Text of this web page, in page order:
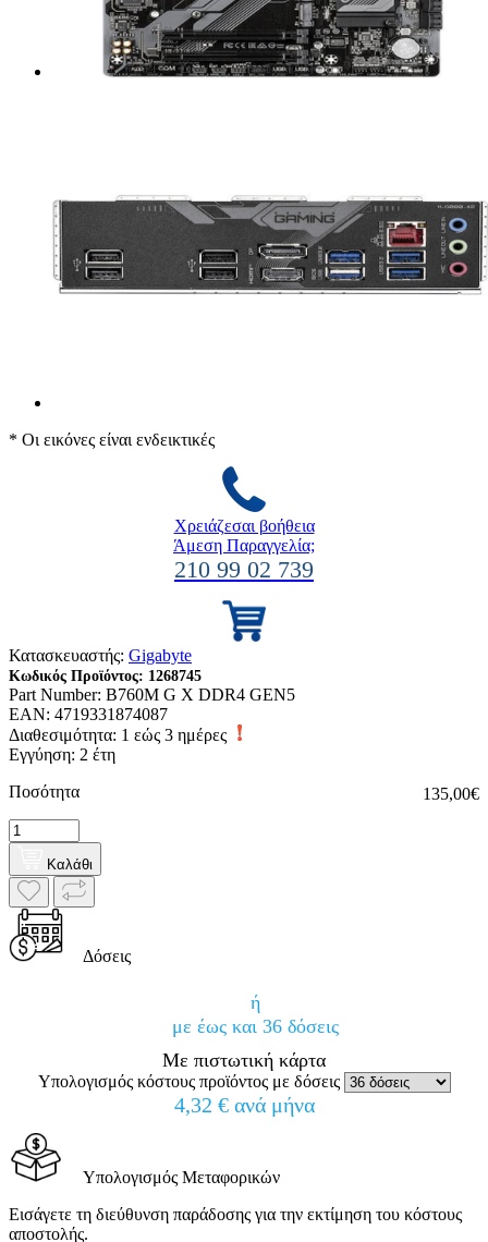
* Οι εικόνες είναι ενδεικτικές
Χρειάζεσαι βοήθεια
Άμεση Παραγγελία;
210 99 02 739
Κατασκευαστής: Gigabyte
Κωδικός Προϊόντος: 1268745
Part Number: B760M G X DDR4 GEN5
EAN: 4719331874087
Διαθεσιμότητα: 1 εώς 3 ημέρες
Εγγύηση: 2 έτη
135,00€
Ποσότητα
Καλάθι
Δόσεις
ή
με έως και 36 δόσεις
Με πιστωτική κάρτα
Υπολογισμός κόστους προϊόντος με δόσεις
4,32 € ανά μήνα
Υπολογισμός Μεταφορικών
Εισάγετε τη διεύθυνση παράδοσης για την εκτίμηση του κόστους
αποστολής.